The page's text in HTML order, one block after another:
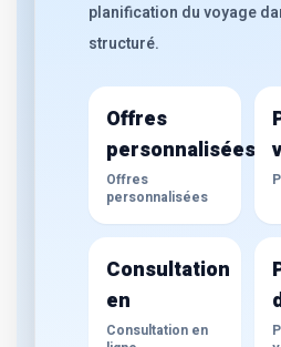
planification du voyage
structuré.
Offres
personnalisées
Offres
personnalisées
Consultation
en
Consultation en